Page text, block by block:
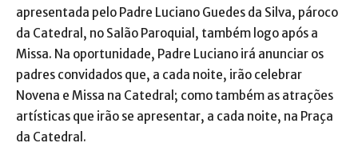
apresentada pelo Padre Luciano Guedes da Silva, pároco
da Catedral, no Salão Paroquial, também logo após a
Missa. Na oportunidade, Padre Luciano irá anunciar os
padres convidados que, a cada noite, irão celebrar
Novena e Missa na Catedral; como também as atrações
artísticas que irão se apresentar, a cada noite, na Praça
da Catedral.